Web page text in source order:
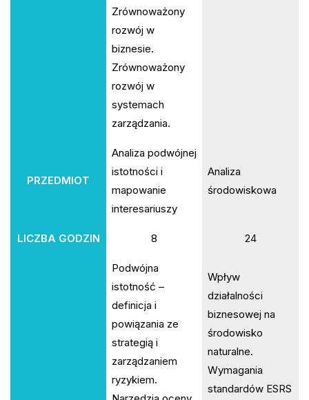
Zrównoważony
rozwój w
biznesie.
Zrównoważony
rozwój w
systemach
zarządzania.
PRZEDMIOT
Analiza podwójnej
istotności i
mapowanie
interesariuszy
Analiza
środowiskowa
LICZBA GODZIN 8 24
Podwójna
istotność –
definicja i
powiązania ze
strategią i
zarządzaniem
ryzykiem.
Wpływ
działalności
biznesowej na
środowisko
naturalne.
Wymagania
standardów ESRS